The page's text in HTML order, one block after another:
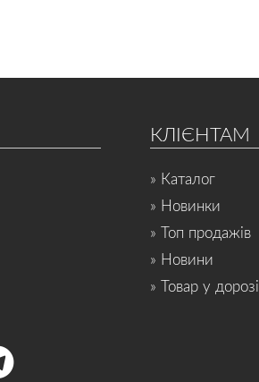
КЛІЄНТАМ
» Каталог
» Новинки
» Топ продажів
» Новини
» Товар у дорозі